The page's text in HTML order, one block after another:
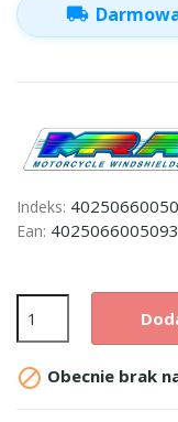
local_shipping
Indeks:
Ean: 4025066005093
 Obecnie brak